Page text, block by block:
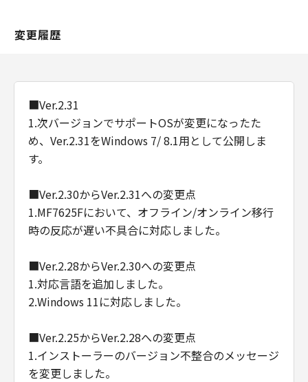
変更履歴
■Ver.2.31
1.次バージョンでサポートOSが変更になったた
め、Ver.2.31をWindows 7/ 8.1用として公開しま
す。
■Ver.2.30からVer.2.31への変更点
1.MF7625Fにおいて、オフライン/オンライン移行
時の反応が遅い不具合に対応しました。
■Ver.2.28からVer.2.30への変更点
1.対応言語を追加しました。
2.Windows 11に対応しました。
■Ver.2.25からVer.2.28への変更点
1.インストーラーのバージョン不整合のメッセージ
を変更しました。